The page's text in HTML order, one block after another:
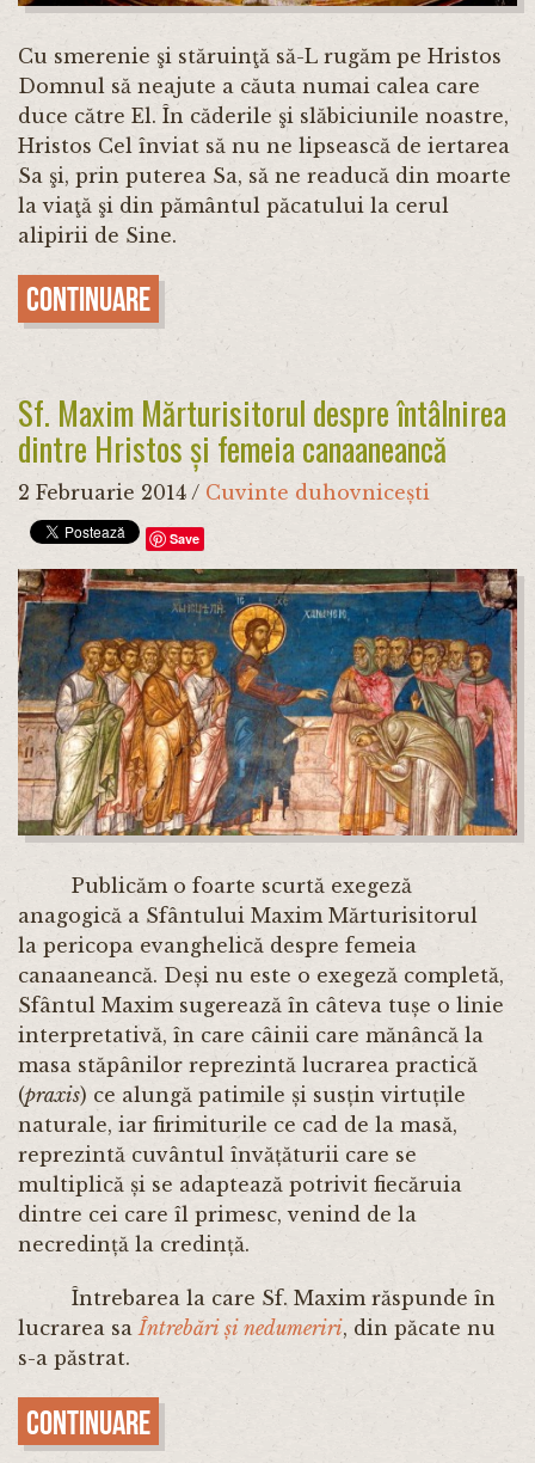
Cu smerenie şi stăruinţă să-L rugăm pe Hristos
Domnul să neajute a căuta numai calea care
duce către El. În că­derile şi slăbiciunile noastre,
Hristos Cel înviat să nu ne lip­sească de iertarea
Sa şi, prin puterea Sa, să ne readucă din moarte
la viaţă şi din pământul păcatului la cerul
alipirii de Sine.
Continuare
Sf. Maxim Mărturisitorul despre întâlnirea
dintre Hristos și femeia canaaneancă
2 Februarie 2014 / Cuvinte duhovnicești
Save
Publicăm o foarte scurtă exegeză
anagogică a Sfântului Maxim Mărturisitorul
la pericopa evanghelică despre femeia
canaaneancă. Deși nu este o exegeză completă,
Sfântul Maxim sugerează în câteva tușe o linie
interpretativă, în care câinii care mănâncă la
masa stăpânilor reprezintă lucrarea practică
(praxis) ce alungă patimile și susțin virtuțile
naturale, iar firimiturile ce cad de la masă,
reprezintă cuvântul învățăturii care se
multiplică și se adaptează potrivit fiecăruia
dintre cei care îl primesc, venind de la
necredință la credință.
Întrebarea la care Sf. Maxim răspunde în
lucrarea sa Întrebări și nedumeriri, din păcate nu
s-a păstrat.
Continuare